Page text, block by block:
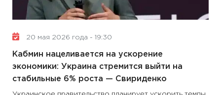
20 мая 2026 года - 19:30
Кабмин нацеливается на ускорение
экономики: Украина стремится выйти на
стабильные 6% роста — Свириденко